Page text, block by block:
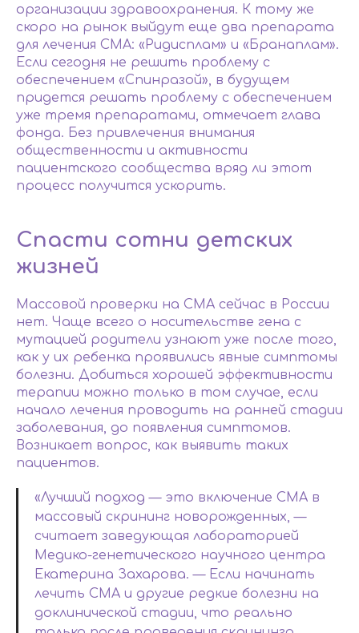
организации здравоохранения. К тому же
скоро на рынок выйдут еще два препарата
для лечения СМА: «Ридисплам» и «Бранаплам».
Если сегодня не решить проблему с
обеспечением «Спинразой», в будущем
придется решать проблему с обеспечением
уже тремя препаратами, отмечает глава
фонда. Без привлечения внимания
общественности и активности
пациентского сообщества вряд ли этот
процесс получится ускорить.
Спасти сотни детских
жизней
Массовой проверки на СМА сейчас в России
нет. Чаще всего о носительстве гена с
мутацией родители узнают уже после того,
как у их ребенка проявились явные симптомы
болезни. Добиться хорошей эффективности
терапии можно только в том случае, если
начало лечения проводить на ранней стадии
заболевания, до появления симптомов.
Возникает вопрос, как выявить таких
пациентов.
«Лучший подход — это включение СМА в
массовый скрининг новорожденных, —
считает заведующая лабораторией
Медико-генетического научного центра
Екатерина Захарова. — Если начинать
лечить СМА и другие редкие болезни на
доклинической стадии, что реально